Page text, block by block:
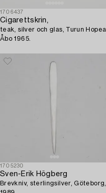
1706437
Cigarettskrin,
teak, silver och glas, Turun Hopea,
Åbo 1965.
1705230
Sven-Erik Högberg
Brevkniv, sterlingsilver, Göteborg,